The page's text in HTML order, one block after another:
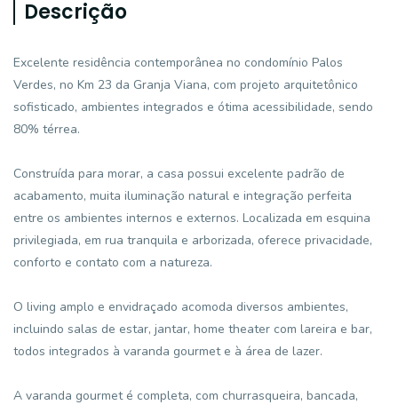
Descrição
Excelente residência contemporânea no condomínio Palos
Verdes, no Km 23 da Granja Viana, com projeto arquitetônico
sofisticado, ambientes integrados e ótima acessibilidade, sendo
80% térrea.
Construída para morar, a casa possui excelente padrão de
acabamento, muita iluminação natural e integração perfeita
entre os ambientes internos e externos. Localizada em esquina
privilegiada, em rua tranquila e arborizada, oferece privacidade,
conforto e contato com a natureza.
O living amplo e envidraçado acomoda diversos ambientes,
incluindo salas de estar, jantar, home theater com lareira e bar,
todos integrados à varanda gourmet e à área de lazer.
A varanda gourmet é completa, com churrasqueira, bancada,